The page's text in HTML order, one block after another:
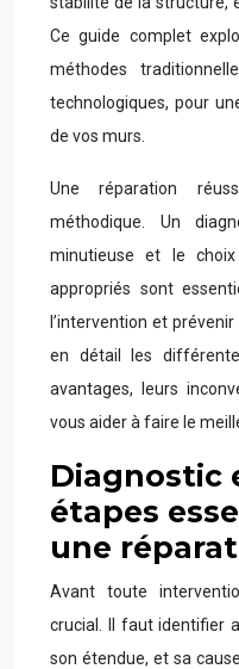
Ce guide complet
méthodes
technologiques, pour
de vos murs.
Une réparation
méthodique. Un
minutieuse et le
appropriés sont
l’intervention et
en détail les
avantages, leurs
vous aider à faire le
Diagnostic
étapes
une
Avant toute
crucial. Il faut identifier
son étendue, et sa